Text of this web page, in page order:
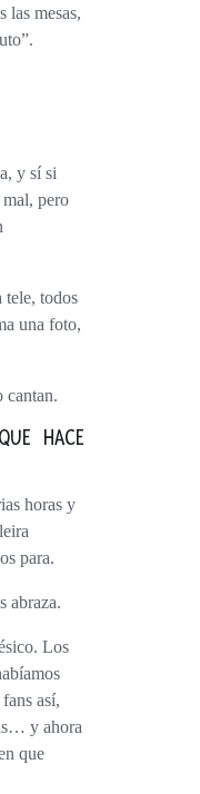
las mesas,
mal, pero
una foto,
cantan.
para.
abraza.
así,
y ahora
que